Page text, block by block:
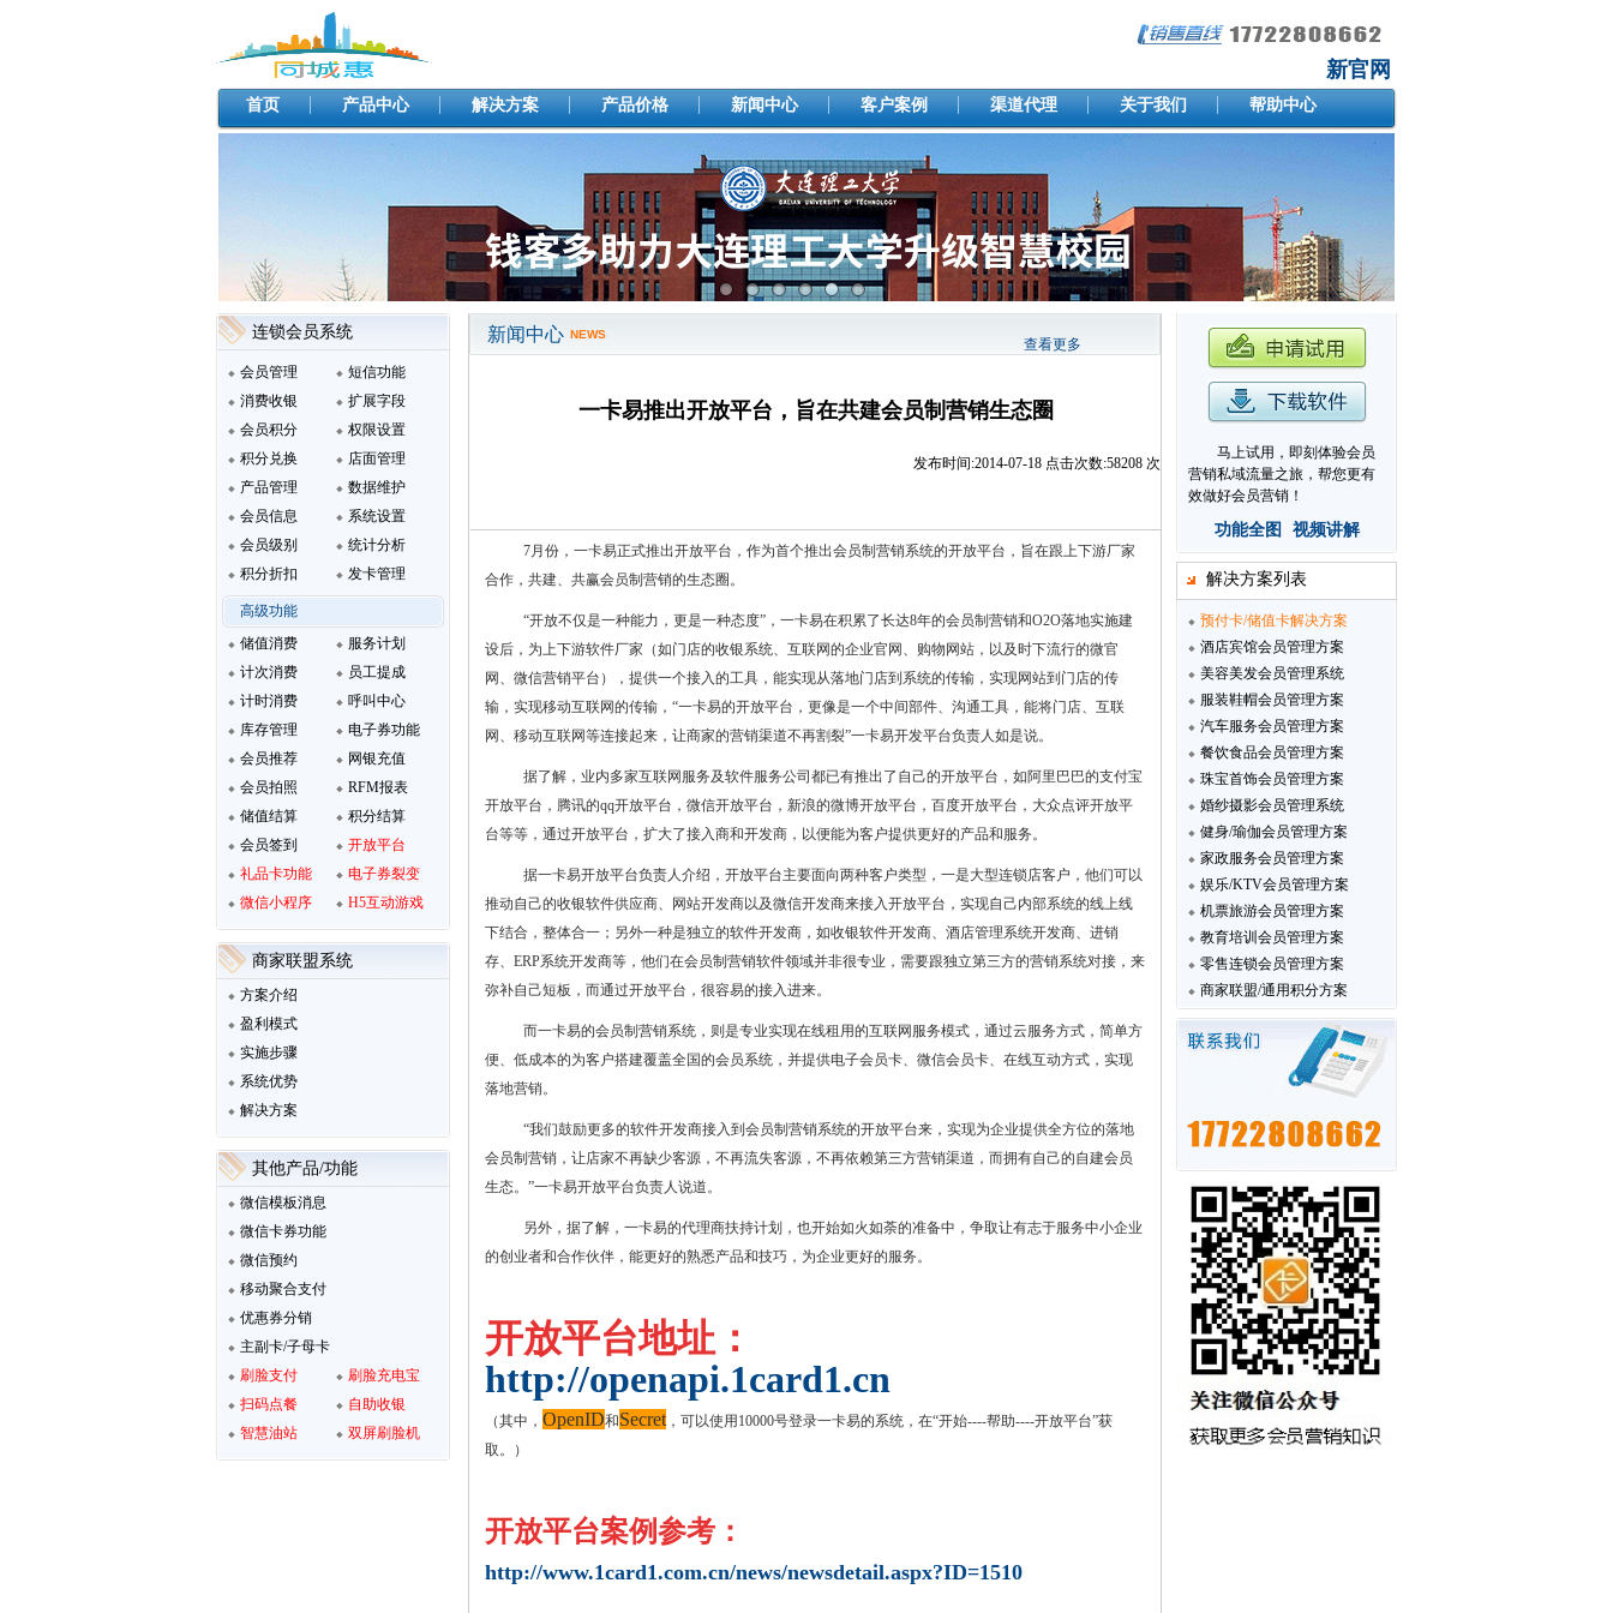
新官网
首页 产品中心 解决方案 产品价格 新闻中心 客户案例 渠道代理 关于我们 帮助中心
连锁会员系统
会员管理
消费收银
会员积分
积分兑换
产品管理
会员信息
会员级别
积分折扣
短信功能
扩展字段
权限设置
店面管理
数据维护
系统设置
统计分析
发卡管理
高级功能
储值消费
计次消费
计时消费
库存管理
会员推荐
会员拍照
储值结算
会员签到
礼品卡功能
微信小程序
服务计划
员工提成
呼叫中心
电子券功能
网银充值
RFM报表
积分结算
开放平台
电子券裂变
H5互动游戏
商家联盟系统
方案介绍
盈利模式
实施步骤
系统优势
解决方案
其他产品/功能
微信模板消息
微信卡券功能
微信预约
移动聚合支付
优惠券分销
主副卡/子母卡
刷脸支付
扫码点餐
智慧油站
刷脸充电宝
自助收银
双屏刷脸机
新闻中心 NEWS
查看更多
一卡易推出开放平台，旨在共建会员制营销生态圈
发布时间:2014-07-18 点击次数:58208 次
7月份，一卡易正式推出开放平台，作为首个推出会员制营销系统的开放平台，旨在跟上下游厂家
合作，共建、共赢会员制营销的生态圈。
“开放不仅是一种能力，更是一种态度”，一卡易在积累了长达8年的会员制营销和O2O落地实施建
设后，为上下游软件厂家（如门店的收银系统、互联网的企业官网、购物网站，以及时下流行的微官
网、微信营销平台），提供一个接入的工具，能实现从落地门店到系统的传输，实现网站到门店的传
输，实现移动互联网的传输，“一卡易的开放平台，更像是一个中间部件、沟通工具，能将门店、互联
网、移动互联网等连接起来，让商家的营销渠道不再割裂”一卡易开发平台负责人如是说。
据了解，业内多家互联网服务及软件服务公司都已有推出了自己的开放平台，如阿里巴巴的支付宝
开放平台，腾讯的qq开放平台，微信开放平台，新浪的微博开放平台，百度开放平台，大众点评开放平
台等等，通过开放平台，扩大了接入商和开发商，以便能为客户提供更好的产品和服务。
据一卡易开放平台负责人介绍，开放平台主要面向两种客户类型，一是大型连锁店客户，他们可以
推动自己的收银软件供应商、网站开发商以及微信开发商来接入开放平台，实现自己内部系统的线上线
下结合，整体合一；另外一种是独立的软件开发商，如收银软件开发商、酒店管理系统开发商、进销
存、ERP系统开发商等，他们在会员制营销软件领域并非很专业，需要跟独立第三方的营销系统对接，来
弥补自己短板，而通过开放平台，很容易的接入进来。
而一卡易的会员制营销系统，则是专业实现在线租用的互联网服务模式，通过云服务方式，简单方
便、低成本的为客户搭建覆盖全国的会员系统，并提供电子会员卡、微信会员卡、在线互动方式，实现
落地营销。
“我们鼓励更多的软件开发商接入到会员制营销系统的开放平台来，实现为企业提供全方位的落地
会员制营销，让店家不再缺少客源，不再流失客源，不再依赖第三方营销渠道，而拥有自己的自建会员
生态。”一卡易开放平台负责人说道。
另外，据了解，一卡易的代理商扶持计划，也开始如火如荼的准备中，争取让有志于服务中小企业
的创业者和合作伙伴，能更好的熟悉产品和技巧，为企业更好的服务。
开放平台地址：
http://openapi.1card1.cn
（其中， OpenID和Secret，可以使用10000号登录一卡易的系统，在“开始----帮助----开放平台”获
取。）
开放平台案例参考：
http://www.1card1.com.cn/news/newsdetail.aspx?ID=1510
马上试用，即刻体验会员
营销私域流量之旅，帮您更有
效做好会员营销！
功能全图 视频讲解
解决方案列表
预付卡/储值卡解决方案
酒店宾馆会员管理方案
美容美发会员管理系统
服装鞋帽会员管理方案
汽车服务会员管理方案
餐饮食品会员管理方案
珠宝首饰会员管理方案
婚纱摄影会员管理系统
健身/瑜伽会员管理方案
家政服务会员管理方案
娱乐/KTV会员管理方案
机票旅游会员管理方案
教育培训会员管理方案
零售连锁会员管理方案
商家联盟/通用积分方案